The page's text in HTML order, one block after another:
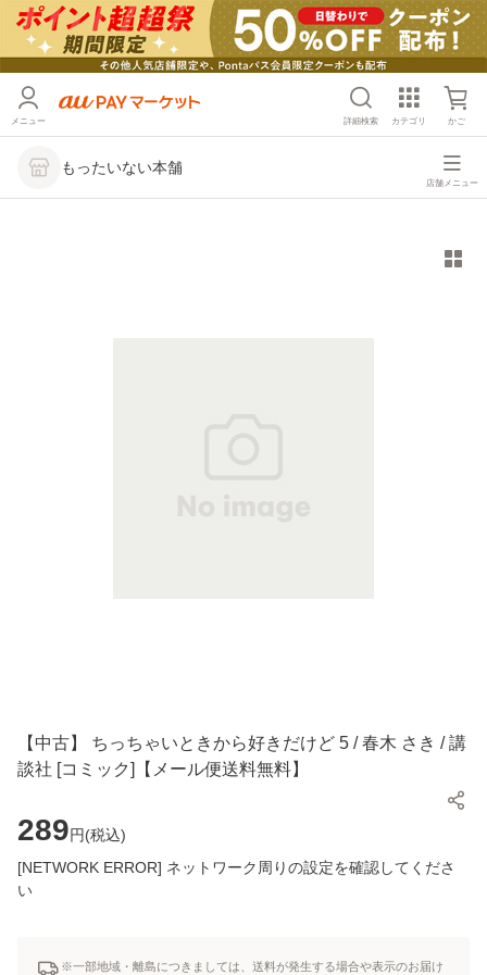
メニュー 詳細検索 カテゴリ かご
もったいない本舗
店舗メニュー
【中古】 ちっちゃいときから好きだけど 5 / 春木 さき / 講
談社 [コミック]【メール便送料無料】
289円(税込)
[NETWORK ERROR] ネットワーク周りの設定を確認してくださ
い
※一部地域・離島につきましては、送料が発生する場合や表示のお届け